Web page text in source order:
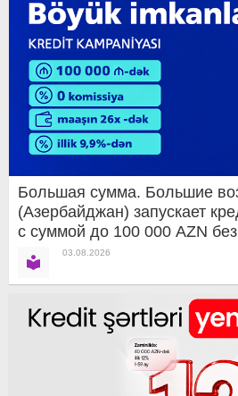
Большая сумма. Большие
(Азербайджан) запускает
с суммой до 100 000 AZN
03.08.2026